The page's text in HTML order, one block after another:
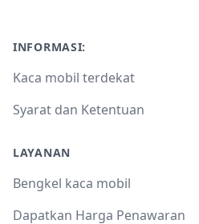
INFORMASI:
Kaca mobil terdekat
Syarat dan Ketentuan
LAYANAN
Bengkel kaca mobil
Dapatkan Harga Penawaran